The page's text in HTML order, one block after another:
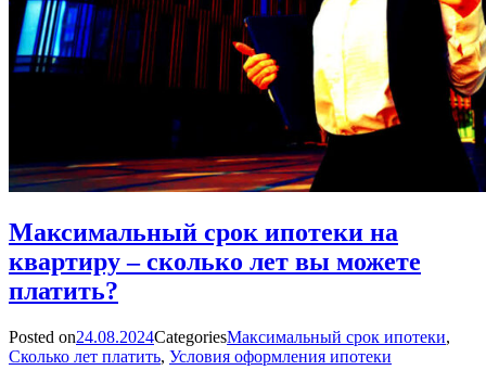
Максимальный срок ипотеки на
квартиру – сколько лет вы можете
платить?
Posted on24.08.2024CategoriesМаксимальный срок ипотеки,
Сколько лет платить, Условия оформления ипотеки